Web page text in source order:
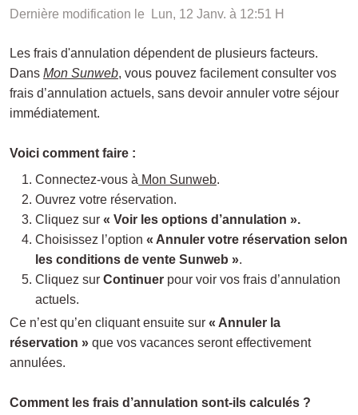
Dernière modification le Lun, 12 Janv. à 12:51 H
Les frais d'annulation dépendent de plusieurs facteurs.
Dans Mon Sunweb, vous pouvez facilement consulter vos
frais d’annulation actuels, sans devoir annuler votre séjour
immédiatement.
Voici comment faire :
Connectez-vous à Mon Sunweb.
Ouvrez votre réservation.
Cliquez sur « Voir les options d’annulation ».
Choisissez l’option « Annuler votre réservation selon
les conditions de vente Sunweb ».
Cliquez sur Continuer pour voir vos frais d’annulation
actuels.
Ce n’est qu’en cliquant ensuite sur « Annuler la
réservation » que vos vacances seront effectivement
annulées.
Comment les frais d’annulation sont-ils calculés ?